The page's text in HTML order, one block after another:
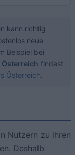
kann richtig
neue
Beispiel bei
findest
Österreich
Nutzern zu ihren
Deshalb